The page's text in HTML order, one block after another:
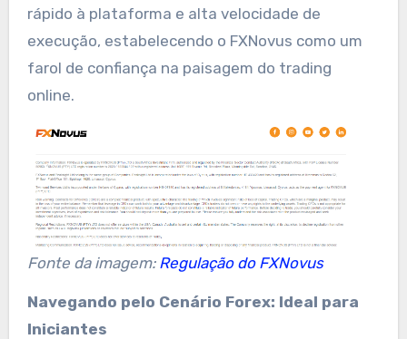
rápido à plataforma e alta velocidade de
execução, estabelecendo o FXNovus como um
farol de confiança na paisagem do trading
online.
Fonte da imagem: Regulação do FXNovus
Navegando pelo Cenário Forex: Ideal para
Iniciantes